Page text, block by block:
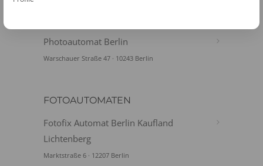
Photoautomat Berlin
Warschauer Straße 47 · 10243 Berlin
FOTOAUTOMATEN
Fotofix Automat Berlin Kaufland
Lichtenberg
Marktstraße 6 · 12207 Berlin